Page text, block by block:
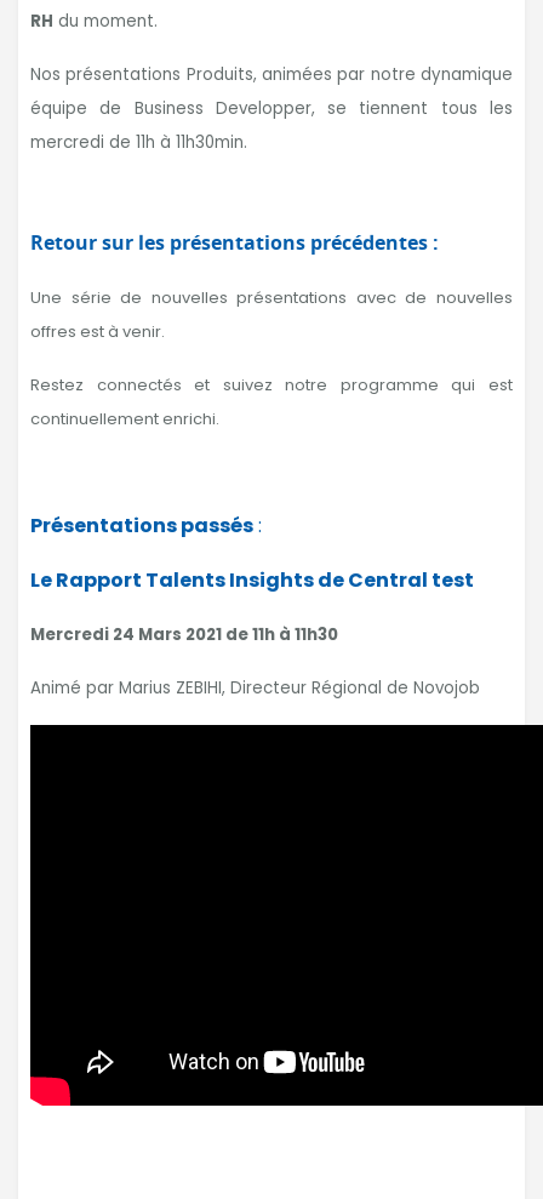
RH du moment.
Nos présentations Produits, animées par notre dynamique
équipe de Business Developper, se tiennent tous les
mercredi de 11h à 11h30min.
Retour sur les présentations précédentes :
Une série de nouvelles présentations avec de nouvelles
offres est à venir.
Restez connectés et suivez notre programme qui est
continuellement enrichi.
Présentations passés:
Le Rapport Talents Insights de Central test
Mercredi 24 Mars 2021 de 11h à 11h30
Animé par Marius ZEBIHI, Directeur Régional de Novojob